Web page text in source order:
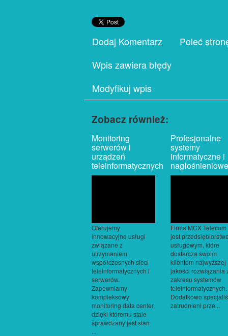
Dodaj Komentarz
Poleć
Wpis zawiera błędy
Modyfikuj wpis
Zobacz również:
Monitoring
serwerów i
urządzeń
teleinformatycznych
Oferujemy
innowacyjne usługi
związane z
utrzymaniem
współczesnych sieci
teleinformatycznych i
serwerów.
Zapewniamy
kompleksowy
monitoring data center,
dzięki któremu stale
sprawdzany jest stan
...
Profesjonalne
systemy
informatyczne i
nagłośnieniowe
Firma MCX Telecom
jest
usługowym, które
dostarcza swoim
klientom najwyższej
jakości rozwiązania
zakresu systemów
teleinformatycznych.
Dodatkowo
zatrudnieni prze...